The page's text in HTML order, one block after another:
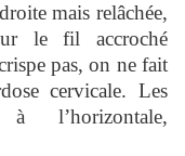
mais relâchée,
le fil accroché
pas, on ne fait
cervicale. Les
l’horizontale,